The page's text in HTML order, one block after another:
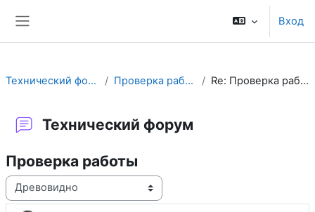
Вход
Технический форум Проверка работы Re: Проверка работы
Технический форум
Проверка работы
Режим отображения